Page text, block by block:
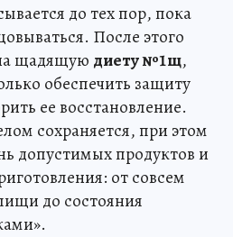
до тех пор, пока
После этого
щадящую диету №1щ,
обеспечить защиту
ее восстановление.
сохраняется, при этом
допустимых продуктов и
от совсем
до состояния